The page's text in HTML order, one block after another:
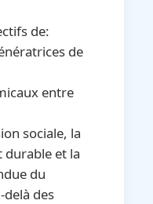
de:
de
entre
sociale, la
durable et la
du
des